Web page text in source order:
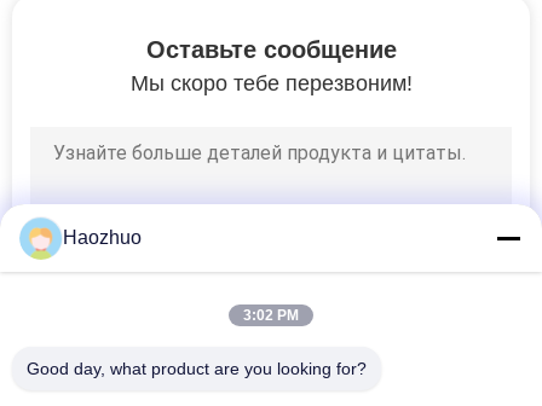
Оставьте сообщение
Мы скоро тебе перезвоним!
Haozhuo
3:02 PM
Good day, what product are you looking for?